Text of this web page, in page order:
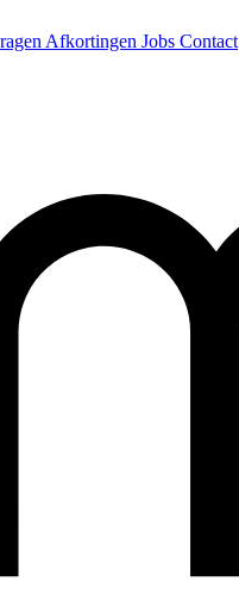
Afkortingen Jobs Contact